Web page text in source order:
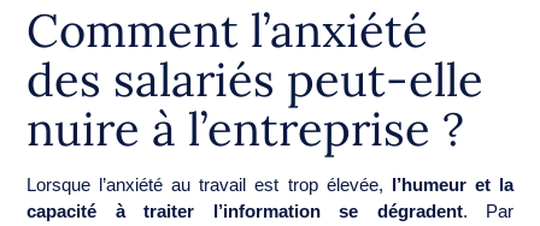
Comment l’anxiété
des salariés peut-elle
nuire à l’entreprise ?
Lorsque l’anxiété au travail est trop élevée, l’humeur et la
capacité à traiter l’information se dégradent. Par